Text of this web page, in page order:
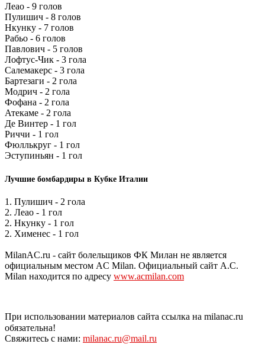
Леао - 9 голов
Пулишич - 8 голов
Нкунку - 7 голов
Рабьо - 6 голов
Павлович - 5 голов
Лофтус-Чик - 3 гола
Салемакерс - 3 гола
Бартезаги - 2 гола
Модрич - 2 гола
Фофана - 2 гола
Атекаме - 2 гола
Де Винтер - 1 гол
Риччи - 1 гол
Фюллькруг - 1 гол
Эступиньян - 1 гол
Лучшие бомбардиры в Кубке Италии
1. Пулишич - 2 гола
2. Леао - 1 гол
2. Нкунку - 1 гол
2. Хименес - 1 гол
MilanAC.ru - сайт болельщиков ФК Милан не является
официальным местом AC Milan. Официальный сайт A.C.
Milan находится по адресу www.acmilan.com
При использовании материалов сайта ссылка на milanac.ru
обязательна!
Свяжитесь с нами: milanac.ru@mail.ru